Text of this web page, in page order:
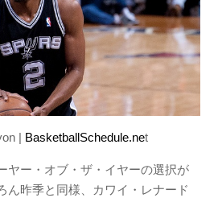
| BasketballSchedule.net
ヤー・オブ・ザ・イヤーの選択が
ん昨季と同様、カワイ・レナード